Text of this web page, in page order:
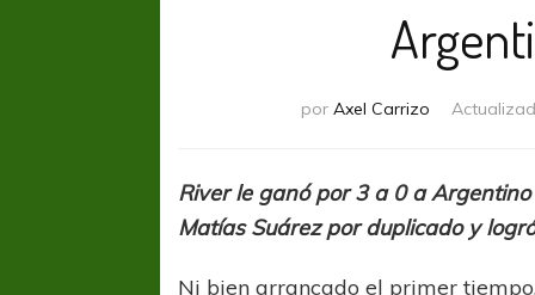
por Axel Carrizo
River le ganó por 3 a 0 a
Matías Suárez por duplicado y
Ni bien arrancado el primer